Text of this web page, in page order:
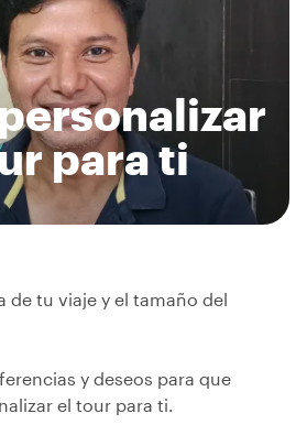
para ti
de tu viaje y el tamaño del
y deseos para que
el tour para ti.